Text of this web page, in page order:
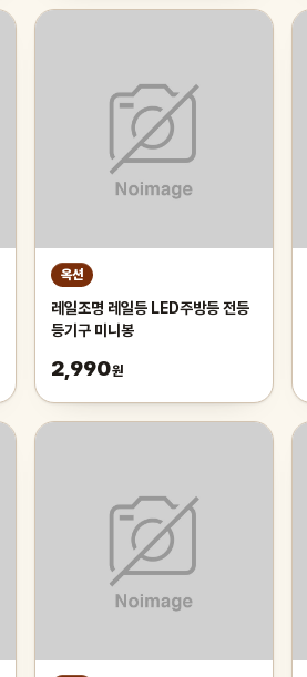
옥션
레일조명 레일등 LED주방등 전등
등기구 미니봉
2,990원